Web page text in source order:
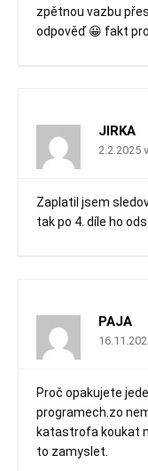
zpětnou vazbu
odpověď 😀 fakt
JIRKA
2.2.2025
Zaplatil jsem
tak po 4. díle ho
PAJA
Proč opakujete
programech.zo
katastrofa koukat
to zamyslet.